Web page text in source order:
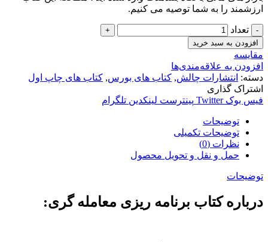
ارزشمند را به شما توصیه می کنیم.
تعداد
افزودن به سبد خرید
مقایسه
افزودن به علاقه‌مندی‌ها
دسته: انتشارات چالش, کتاب های بورس, کتاب های چاپ اول
اشتراک گذاری
فیس بوک Twitter پینترست لینکدین تلگرام
توضیحات
توضیحات تکمیلی
نظرات (0)
حمل و نقل و تحویل محصول
توضیحات
درباره کتاب برنامه ریزی معامله گری: